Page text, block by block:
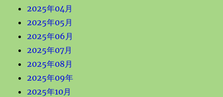
2025年04月
2025年05月
2025年06月
2025年07月
2025年08月
2025年09年
2025年10月